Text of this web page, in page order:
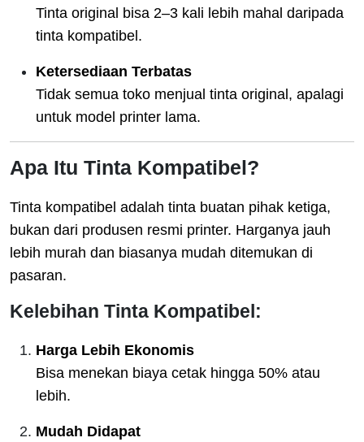
Tinta original bisa 2–3 kali lebih mahal daripada
tinta kompatibel.
Ketersediaan Terbatas
Tidak semua toko menjual tinta original, apalagi
untuk model printer lama.
Apa Itu Tinta Kompatibel?
Tinta kompatibel adalah tinta buatan pihak ketiga,
bukan dari produsen resmi printer. Harganya jauh
lebih murah dan biasanya mudah ditemukan di
pasaran.
Kelebihan Tinta Kompatibel:
Harga Lebih Ekonomis
Bisa menekan biaya cetak hingga 50% atau
lebih.
Mudah Didapat